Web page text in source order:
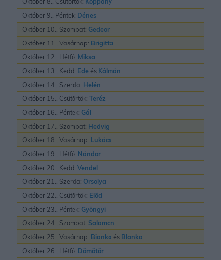
Október 9., Péntek: Dénes
Október 10., Szombat: Gedeon
Október 11., Vasárnap: Brigitta
Október 12., Hétfő: Miksa
Október 13., Kedd: Ede és Kálmán
Október 14., Szerda: Helén
Október 15., Csütörtök: Teréz
Október 16., Péntek: Gál
Október 17., Szombat: Hedvig
Október 18., Vasárnap: Lukács
Október 19., Hétfő: Nándor
Október 20., Kedd: Vendel
Október 21., Szerda: Orsolya
Október 22., Csütörtök: Elõd
Október 23., Péntek: Gyöngyi
Október 24., Szombat: Salamon
Október 25., Vasárnap: Bianka és Blanka
Október 26., Hétfő: Dömötör